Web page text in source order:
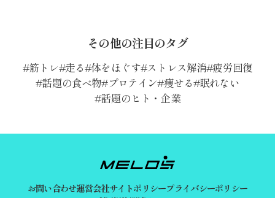
その他の注目のタグ
筋トレ 走る 体をほぐす ストレス解消 疲労回復
話題の食べ物 プロテイン 痩せる 眠れない
話題のヒト・企業
お問い合わせ運営会社サイトポリシープライバシーポリシー